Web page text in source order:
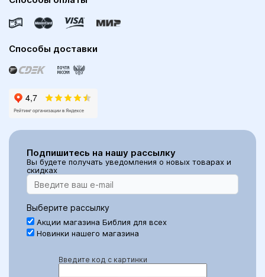
Способы доставки
Подпишитесь на нашу рассылку
Вы будете получать уведомления о новых товарах и
скидках
Выберите рассылку
Акции магазина Библия для всех
Новинки нашего магазина
Введите код с картинки